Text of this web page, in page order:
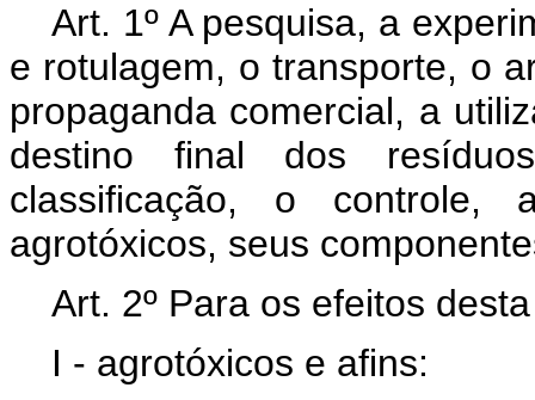
Art. 1º A pesquisa, a
e rotulagem, o transporte, o
propaganda comercial, a
destino final dos
classificação, o
agrotóxicos, seus
Art. 2º Para os efeitos
I - agrotóxicos e afins: